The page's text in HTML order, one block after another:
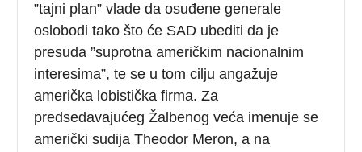
”tajni plan” vlade da osuđene generale
oslobodi tako što će SAD ubediti da je
presuda ”suprotna američkim nacionalnim
interesima”, te se u tom cilju angažuje
američka lobistička firma. Za
predsedavajućeg Žalbenog veća imenuje se
američki sudija Theodor Meron, a na